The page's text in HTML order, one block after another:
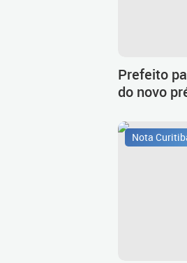
Prefeito
do novo
Nota